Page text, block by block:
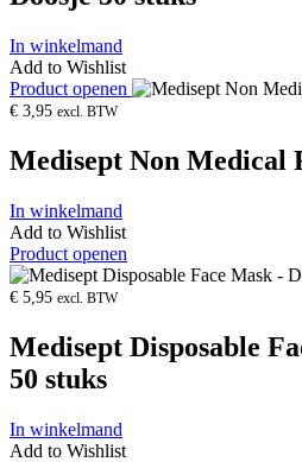
In winkelmand
Add to Wishlist
Product openen
€ 3,95 excl. BTW
Medisept Non Medical
In winkelmand
Add to Wishlist
Product openen
€ 5,95 excl. BTW
Medisept Disposable
50 stuks
In winkelmand
Add to Wishlist